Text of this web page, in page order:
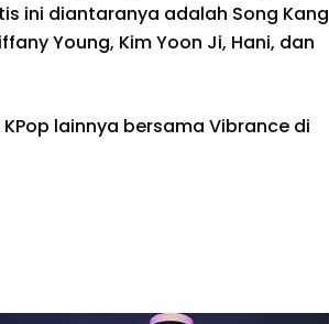
ini diantaranya adalah Song Kang
Young, Kim Yoon Ji, Hani, dan
lainnya bersama Vibrance di